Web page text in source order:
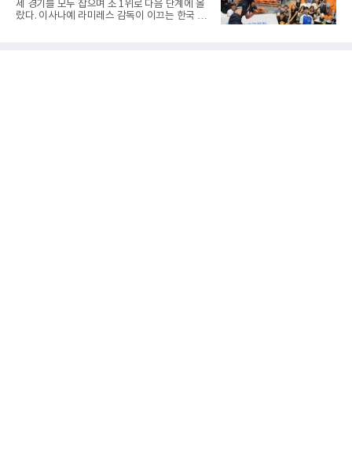
과 일본의 고대 바둑에서 실력이 같은 사람끼리
는 여러 판을 둘 때 흑(선수)을 번갈아 맡았다는
세 경기를 모두 잡으며 조 1위로 다음 단계에 올
랐다. 이사나예 라미레스 감독이 이끄는 한국 남